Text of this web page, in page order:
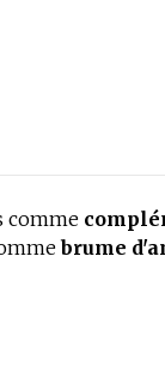
comme
brume